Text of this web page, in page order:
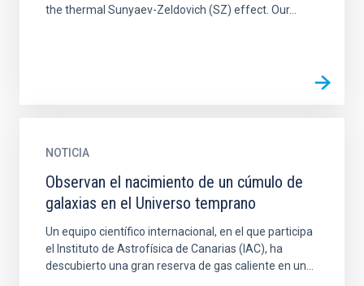
the thermal Sunyaev-Zeldovich (SZ) effect. Our...
NOTICIA
Observan el nacimiento de un cúmulo de
galaxias en el Universo temprano
Un equipo científico internacional, en el que participa
el Instituto de Astrofísica de Canarias (IAC), ha
descubierto una gran reserva de gas caliente en un...